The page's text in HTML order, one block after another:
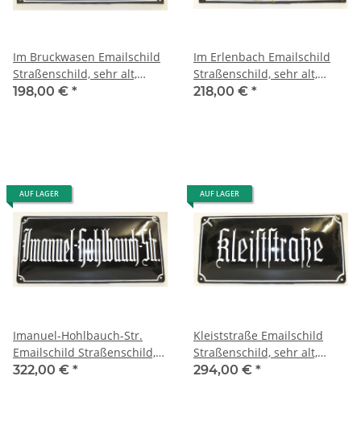
Im Bruckwasen Emailschild
Straßenschild, sehr alt,
gewölbt, enamel street sign
198,00 € *
Im Erlenbach Emailschild
Straßenschild, sehr alt,
gewölbt, enamel street sign
218,00 € *
AUF LAGER
Imanuel-Hohlbauch-Str.
Emailschild Straßenschild,
sehr alt, gewölbt enamel
322,00 € *
AUF LAGER
Kleiststraße Emailschild
Straßenschild, sehr alt,
gewölbt, enamel street sign
294,00 € *